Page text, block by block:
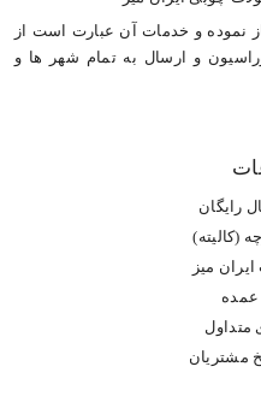
فعالیت خود را از سال 88 آغاز نموده و خدمات آن عبارت است از
و ارسال به تمام شهر ها و
رایگان
(کالیته)
میز
مشتریان